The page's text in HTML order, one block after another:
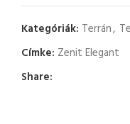
Kategóriák: Terrán,
Címke: Zenit Elegant
Share: